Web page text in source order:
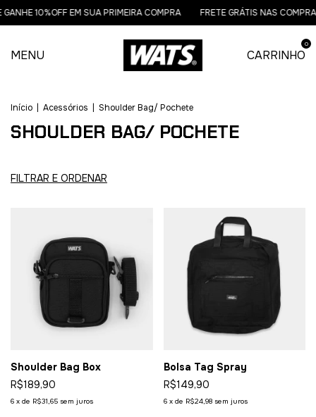
10%OFF EM SUA PRIMEIRA COMPRA FRETE GRÁTIS NAS
MENU CARRINHO
0
Início Acessórios Shoulder Bag/ Pochete
SHOULDER BAG/ POCHETE
FILTRAR E ORDENAR
Shoulder Bag Box
R$189,90
6 x de R$31,65 sem juros
Bolsa Tag Spray
R$149,90
6 x de R$24,98 sem juros